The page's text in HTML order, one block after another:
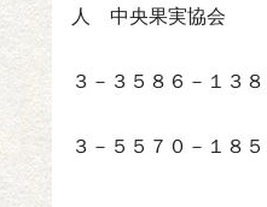
人 中央果実協会
３－３５８６－１３
３－５５７０－１８